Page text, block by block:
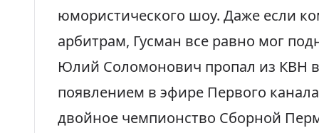
юмористического шоу. Даже если
арбитрам, Гусман все равно мог
Юлий Соломонович пропал из КВН
появлением в эфире Первого
двойное чемпионство Сборной